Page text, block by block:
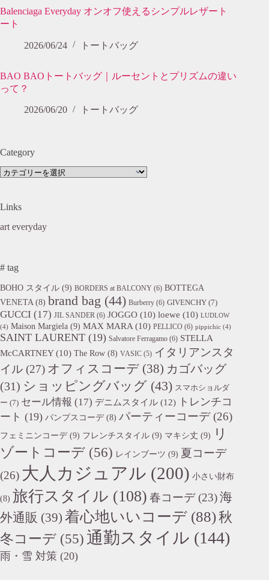
Balenciaga Everyday オンオフ使えるシンプルレザート
ート
2026/06/24 トートバッグ
BAO BAOトートバッグ｜ルーセントとプリズムの違い
って？
2026/06/20 トートバッグ
Category
Category
Links
art everyday
# tag
BOHO スタイル (9) BORDERS at BALCONY (6) BOTTEGA
VENETA(8) brand bag (44) Burberry (6) GIVENCHY (7)
GUCCI (17) JIL SANDER (6) JOGGO (10) loewe (10) LUDLOW
(4) Maison Margiela (9) MAX MARA (10) PELLICO (6) pippichic (4)
SAINT LAURENT (19) Salvatore Ferragamo (6) STELLA
McCARTNEY(10) The Row (8) VASIC (5) イタリアンスタ
イル (27) オフィスコーデ (38) カゴバッグ
(31) ショッピングバッグ (43) スマホショルダ
ー (7) セール情報 (17) デニムスタイル (12)
トレンチコ
ート (19) パンプスコーデ(8) パーティーコーデ(26)
フェミニンコーデ(9) フレンチスタイル (9) マキシ丈 (9)
リ
ゾートコーデ (56) レインブーツ (9) 夏コーデ
(26) 大人カジュアル (200) 小さい財布
(8) 旅行スタイル (108) 春コーデ(23)海
外通販 (39) 着心地いいコーデ (88)秋
冬コーデ (55) 通勤スタイル (144)
雨・雪 対策 (20)